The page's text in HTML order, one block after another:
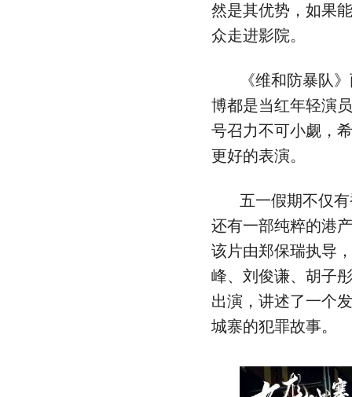
然是其优势，如果
众走进影院。
《维和防暴队
博都是当红年轻演
号召力不可小觑，
更好的表演。
五一假期不仅
还有一部纯粹的港
该片由郑保瑞执导
峰、刘俊谦、胡子
出演，讲述了一个
城寨的犯罪故事。